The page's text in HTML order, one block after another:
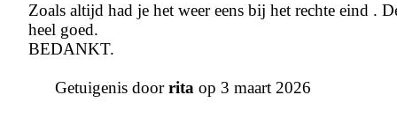
Zoals altijd had je het weer eens bij het rechte eind .
heel goed.
BEDANKT.
Getuigenis doorrita op 3 maart 2026